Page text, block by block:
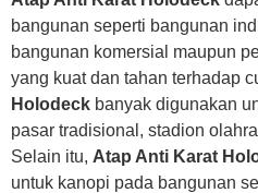
bangunan seperti bangunan
bangunan komersial maupun
yang kuat dan tahan terhadap
Holodeck banyak digunakan
pasar tradisional, stadion
Selain itu, Atap Anti Karat
untuk kanopi pada bangunan